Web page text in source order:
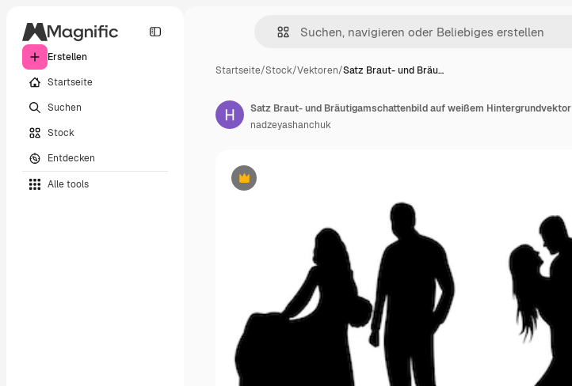
Erstellen
Startseite
Suchen
Stock
Entdecken
Alle tools
Startseite/Stock/Vektoren/Satz Braut- und Bräu…
Premium
Satz Braut- und Bräutigamschattenbild auf weißem Hintergrundvektor
nadzeyashanchuk